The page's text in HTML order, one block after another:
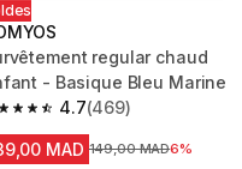
regular chaud
- Basique Bleu Marine
4.7
out of 5 stars from 469
(469)
MAD Prix avant la réduction
149,00 MAD6%